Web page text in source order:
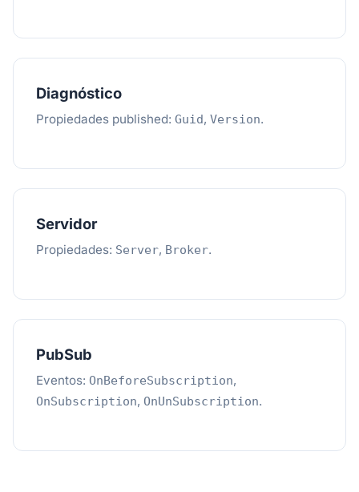
Diagnóstico
Propiedades published: Guid, Version.
Servidor
Propiedades: Server, Broker.
PubSub
Eventos: OnBeforeSubscription,
OnSubscription, OnUnSubscription.